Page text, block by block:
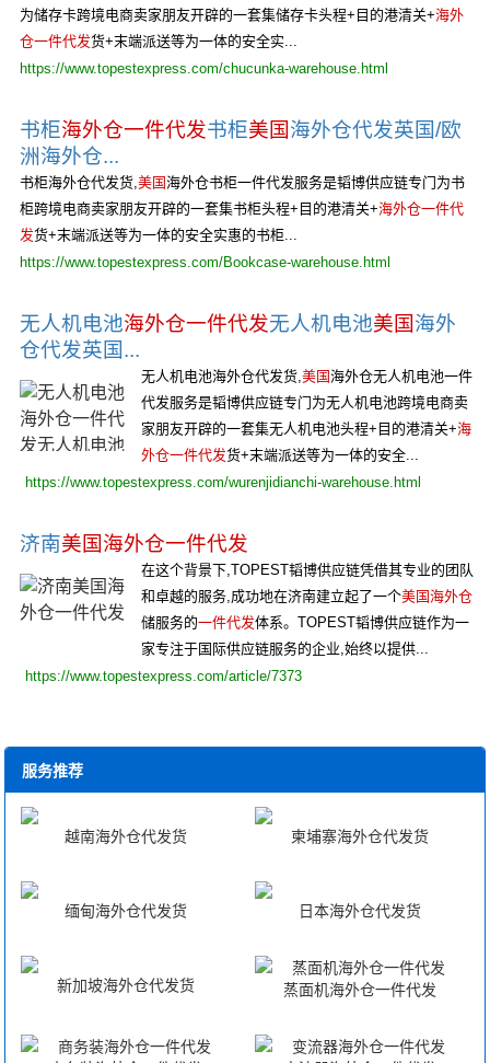
为储存卡跨境电商卖家朋友开辟的一套集储存卡头程+目的港清关+海外
仓一件代发货+末端派送等为一体的安全实...
https://www.topestexpress.com/chucunka-warehouse.html
书柜海外仓一件代发书柜美国海外仓代发英国/欧
洲海外仓...
书柜海外仓代发货,美国海外仓书柜一件代发服务是韬博供应链专门为书
柜跨境电商卖家朋友开辟的一套集书柜头程+目的港清关+海外仓一件代
发货+末端派送等为一体的安全实惠的书柜...
https://www.topestexpress.com/Bookcase-warehouse.html
无人机电池海外仓一件代发无人机电池美国海外
仓代发英国...
无人机电池海外仓代发货,美国海外仓无人机电池一件
代发服务是韬博供应链专门为无人机电池跨境电商卖
家朋友开辟的一套集无人机电池头程+目的港清关+海
外仓一件代发货+末端派送等为一体的安全...
https://www.topestexpress.com/wurenjidianchi-warehouse.html
济南美国海外仓一件代发
在这个背景下,TOPEST韬博供应链凭借其专业的团队
和卓越的服务,成功地在济南建立起了一个美国海外仓
储服务的一件代发体系。TOPEST韬博供应链作为一
家专注于国际供应链服务的企业,始终以提供...
https://www.topestexpress.com/article/7373
服务推荐
越南海外仓代发货 柬埔寨海外仓代发货
缅甸海外仓代发货 日本海外仓代发货
新加坡海外仓代发货 蒸面机海外仓一件代发